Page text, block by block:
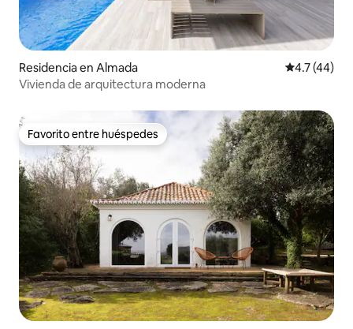
Residencia en Almada Calificación
4.7 (44)
Vivienda de arquitectura moderna
Favorito entre huéspedes
Favorito entre huéspedes